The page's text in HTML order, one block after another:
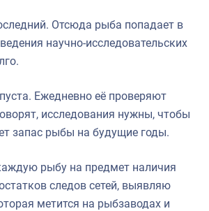
Отсюда рыба попадает в
научно-исследовательских
Ежедневно её проверяют
исследования нужны, чтобы
запас рыбы на будущие годы.
рыбу на предмет наличия
следов сетей, выявляю
метится на рыбзаводах и